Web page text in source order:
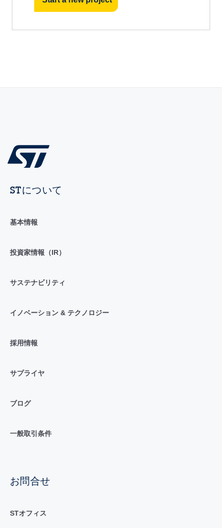
STについて
基本情報
投資家情報（IR）
サステナビリティ
イノベーション & テクノロジー
採用情報
サプライヤ
ブログ
一般取引条件
お問合せ
STオフィス